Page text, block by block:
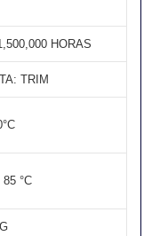
HORAS
TRIM
85 °C